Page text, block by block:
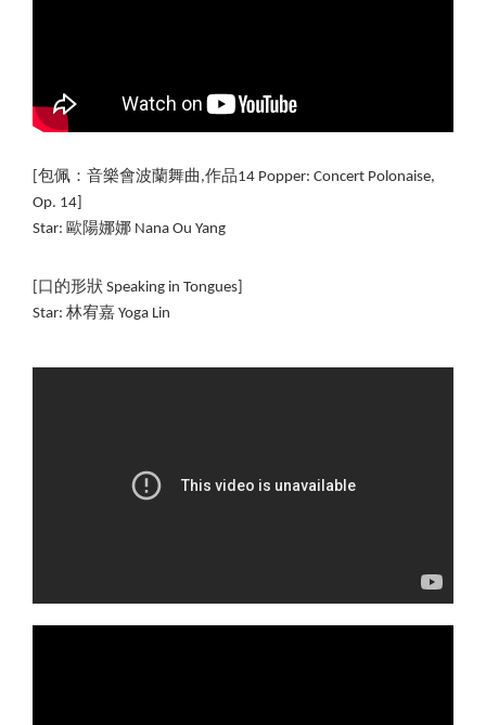
[包佩：音樂會波蘭舞曲,作品14 Popper: Concert Polonaise,
Op. 14]
Star: 歐陽娜娜 Nana Ou Yang
[口的形狀 Speaking in Tongues]
Star: 林宥嘉 Yoga Lin